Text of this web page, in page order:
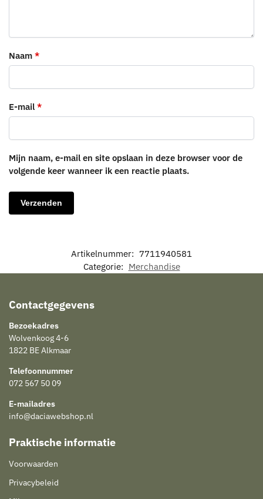
Naam *
E-mail *
Mijn naam, e-mail en site opslaan in deze browser voor de
volgende keer wanneer ik een reactie plaats.
Artikelnummer: 7711940581
Categorie: Merchandise
Contactgegevens
Bezoekadres
Wolvenkoog 4-6
1822 BE Alkmaar
Telefoonnummer
072 567 50 09
E-mailadres
info@daciawebshop.nl
Praktische informatie
Voorwaarden
Privacybeleid